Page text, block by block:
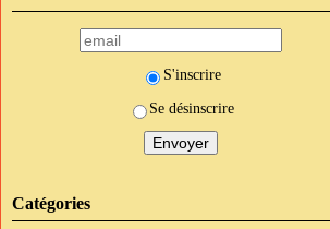
S'inscrire
Se désinscrire
Catégories